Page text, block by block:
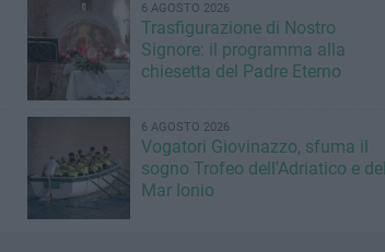
6 AGOSTO 2026
Trasfigurazione di Nostro
Signore: il programma alla
chiesetta del Padre Eterno
6 AGOSTO 2026
Vogatori Giovinazzo, sfuma il
sogno Trofeo dell'Adriatico e del
Mar Ionio